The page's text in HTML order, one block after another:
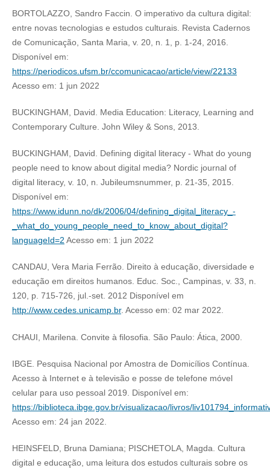
BORTOLAZZO, Sandro Faccin. O imperativo da cultura digital:
entre novas tecnologias e estudos culturais. Revista Cadernos
de Comunicação, Santa Maria, v. 20, n. 1, p. 1-24, 2016.
Disponível em:
https://periodicos.ufsm.br/ccomunicacao/article/view/22133
Acesso em: 1 jun 2022
BUCKINGHAM, David. Media Education: Literacy, Learning and
Contemporary Culture. John Wiley & Sons, 2013.
BUCKINGHAM, David. Defining digital literacy - What do young
people need to know about digital media? Nordic journal of
digital literacy, v. 10, n. Jubileumsnummer, p. 21-35, 2015.
Disponível em:
https://www.idunn.no/dk/2006/04/defining_digital_literacy_-
_what_do_young_people_need_to_know_about_digital?
languageId=2 Acesso em: 1 jun 2022
CANDAU, Vera Maria Ferrão. Direito à educação, diversidade e
educação em direitos humanos. Educ. Soc., Campinas, v. 33, n.
120, p. 715-726, jul.-set. 2012 Disponível em
http://www.cedes.unicamp.br. Acesso em: 02 mar 2022.
CHAUI, Marilena. Convite à filosofia. São Paulo: Ática, 2000.
IBGE. Pesquisa Nacional por Amostra de Domicílios Contínua.
Acesso à Internet e à televisão e posse de telefone móvel
celular para uso pessoal 2019. Disponível em:
https://biblioteca.ibge.gov.br/visualizacao/livros/
Acesso em: 24 jan 2022.
HEINSFELD, Bruna Damiana; PISCHETOLA, Magda. Cultura
digital e educação, uma leitura dos estudos culturais sobre os